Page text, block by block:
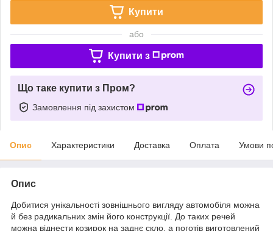
Купити
або
Купити з
Що таке купити з Пром?
Замовлення під захистом
Опис Характеристики Доставка Оплата Умови
Опис
Добитися унікальності зовнішнього вигляду автомобіля можна
й без радикальних змін його конструкції. До таких речей
можна віднести козирок на заднє скло, а поготів виготовлений